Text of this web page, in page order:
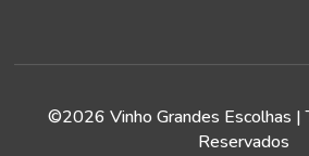
©2026 Vinho Grandes Escolhas |
Reservados